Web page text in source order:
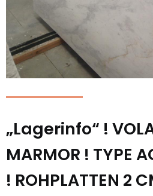
„Lagerinfo“ !
MARMOR ! TYPE
! ROHPLATTEN 2